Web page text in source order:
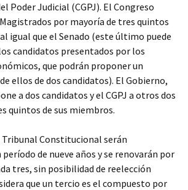
Poder Judicial (CGPJ). El Congreso
por mayoría de tres quintos
igual que el Senado (este último puede
candidatos presentados por los
que podrán proponer un
ellos de dos candidatos). El Gobierno,
a dos candidatos y el CGPJ a otros dos
quintos de sus miembros.
Constitucional serán
de nueve años y se renovarán por
tres, sin posibilidad de reelección
que un tercio es el compuesto por